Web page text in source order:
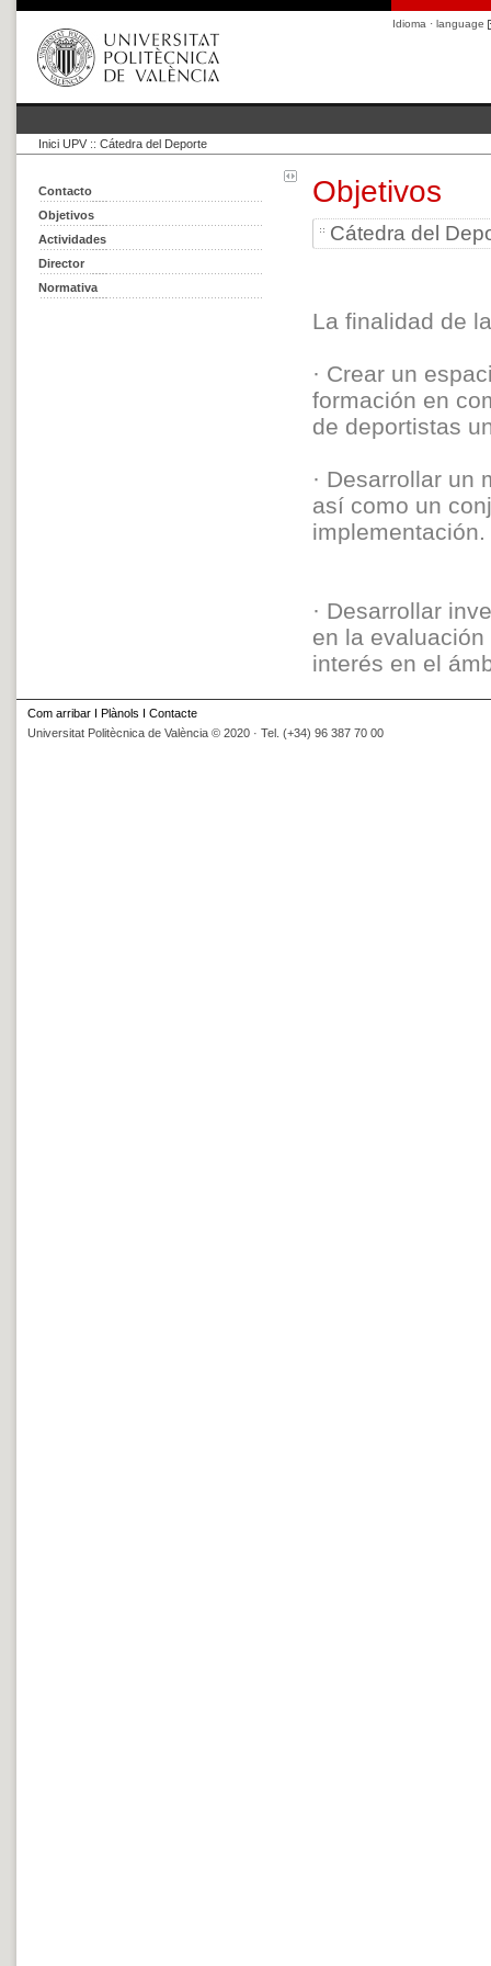
Idioma · language
Inici UPV :: Cátedra del Deporte
Contacto
Objetivos
Actividades
Director
Normativa
Objetivos
Cátedra del
La finalidad de
· Crear un
formación en
de deportistas
· Desarrollar un
así como un
implementación.
· Desarrollar
en la
interés en el
Com arribar I Plànols I Contacte
Universitat Politècnica de València © 2020 · Tel. (+34) 96 387 70 00